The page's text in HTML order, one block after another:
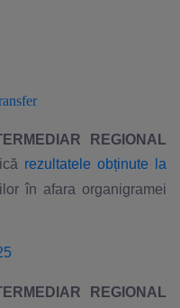
REGIONAL
rezultatele obținute la
în afara organigramei
REGIONAL